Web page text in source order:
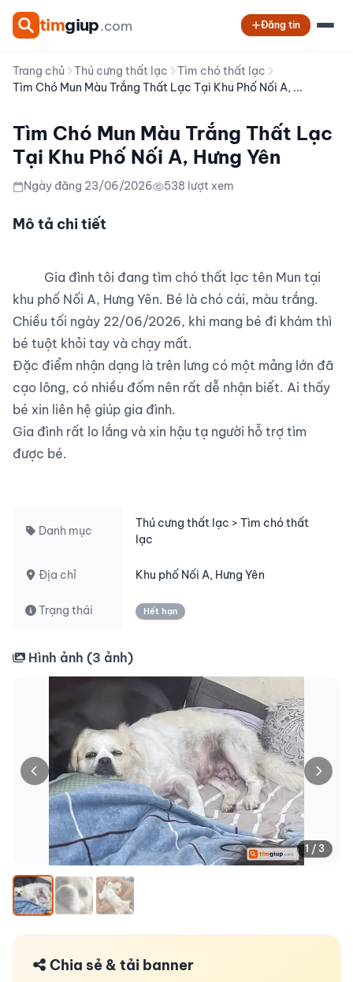
timgiup.com Đăng tin
Trang chủ Thú cưng thất lạc
Tìm chó thất lạc
Tìm Chó Mun Màu Trắng Thất Lạc Tại Khu Phố Nối A, ...
Tìm Chó Mun Màu Trắng Thất Lạc
Tại Khu Phố Nối A, Hưng Yên
Ngày đăng 23/06/2026 538 lượt xem
Mô tả chi tiết
khu phố Nối A, Hưng Yên. Bé là chó cái, màu trắng.
Chiều tối ngày 22/06/2026, khi mang bé đi khám thì
bé tuột khỏi tay và chạy mất.
Đặc điểm nhận dạng là trên lưng có một mảng lớn đã
cạo lông, có nhiều đốm nên rất dễ nhận biết. Ai thấy
bé xin liên hệ giúp gia đình.
Gia đình rất lo lắng và xin hậu tạ người hỗ trợ tìm
được bé.
Danh mục
Thú cưng thất lạc > Tìm chó thất
lạc
Địa chỉ Khu phố Nối A, Hưng Yên
Trạng thái Hết hạn
Hình ảnh (3 ảnh)
1 / 3
Chia sẻ & tải banner